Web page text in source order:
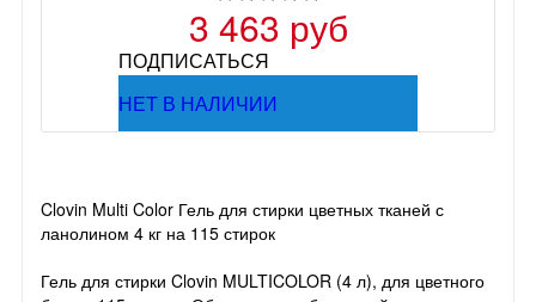
3 463 руб
ПОДПИСАТЬСЯ
НЕТ В НАЛИЧИИ
Clovin Multi Color Гель для стирки цветных тканей с
ланолином 4 кг на 115 стирок
Гель для стирки Clovin MULTICOLOR (4 л), для цветного